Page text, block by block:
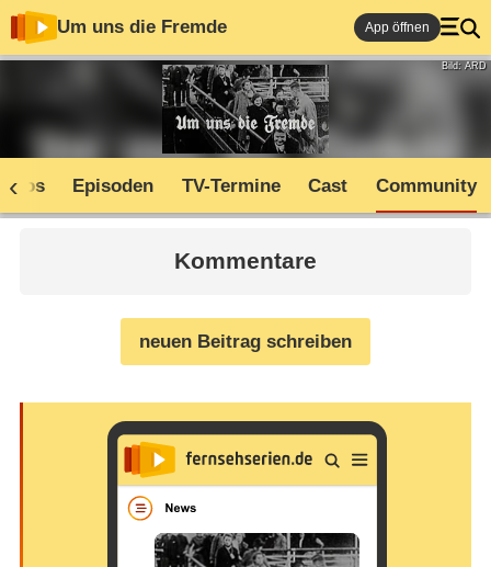
Um uns die Fremde App öffnen
Bild: ARD
Infos Episoden TV-Termine Cast Community
Kommentare
neuen Beitrag schreiben